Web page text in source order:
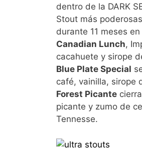
dentro de la DARK
Stout más
durante 11 meses
Canadian Lunch,
cacahuete y sirope
Blue Plate Special
café, vainilla, sirope
Forest Picante
picante y zumo de
Tennesse.